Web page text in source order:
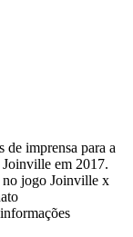
de imprensa para a
em 2017.
no jogo Joinville x